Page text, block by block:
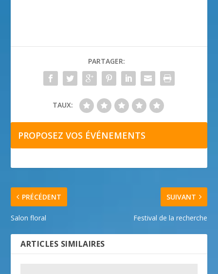
PARTAGER:
TAUX:
PROPOSEZ VOS ÉVÉNEMENTS
PRÉCÉDENT
Salon floral
SUIVANT
Festival de la recherche
ARTICLES SIMILAIRES